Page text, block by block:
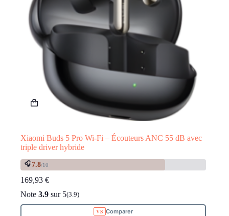
Xiaomi Buds 5 Pro Wi-Fi – Écouteurs ANC 55 dB avec
triple driver hybride
🎧7.8/10
169,93 €
Note 3.9 sur 5(3.9)
Comparer